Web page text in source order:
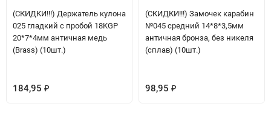
(СКИДКИ!!!) Держатель кулона
025 гладкий с пробой 18KGP
20*7*4мм античная медь
(Brass) (10шт.)
184,95 ₽
(СКИДКИ!!!) Замочек карабин
№045 средний 14*8*3,5мм
античная бронза, без никеля
(сплав) (10шт.)
98,95 ₽